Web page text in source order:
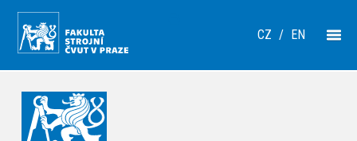
CZ / EN